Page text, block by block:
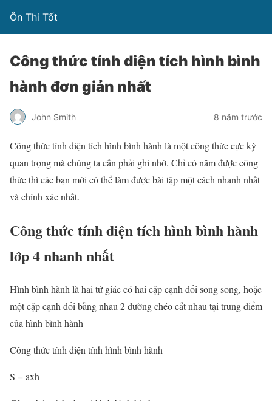
Ôn Thi Tốt
Công thức tính diện tích hình bình
hành đơn giản nhất
John Smith 8 năm trước
Công thức tính diện tích hình bình hành là một công thức cực kỳ
quan trọng mà chúng ta cần phải ghi nhớ. Chỉ có nắm được công
thức thì các bạn mới có thể làm được bài tập một cách nhanh nhất
và chính xác nhất.
Công thức tính diện tích hình bình hành
lớp 4 nhanh nhất
Hình bình hành là hai tứ giác có hai cặp cạnh đối song song, hoặc
một cặp cạnh đối bằng nhau 2 đường chéo cắt nhau tại trung điểm
của hình bình hành
Công thức tính diện tính hình bình hành
S = axh